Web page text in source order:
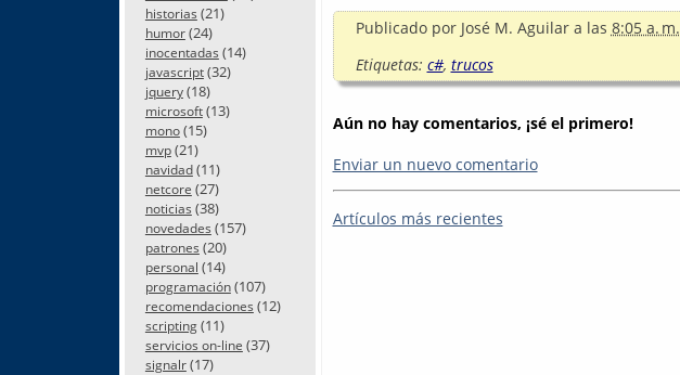
historias (21)
humor(24)
inocentadas (14)
javascript(32)
jquery(18)
microsoft(13)
mono(15)
mvp(21)
navidad(11)
netcore (27)
noticias (38)
novedades (157)
patrones (20)
personal (14)
programación(107)
recomendaciones (12)
scripting(11)
servicios on-line (37)
signalr(17)
Publicado por José M. Aguilar a las 8:05 a. m.
Etiquetas: c#, trucos
Aún no hay comentarios, ¡sé el primero!
Enviar un nuevo comentario
Artículos más recientes